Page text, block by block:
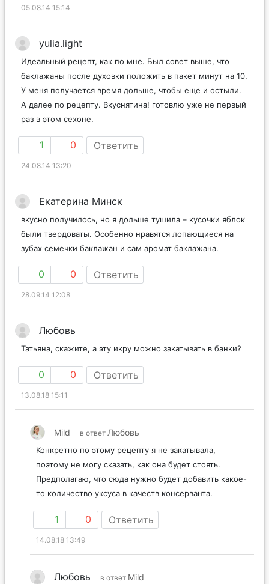
05.08.14 15:14
yulia.light
Идеальный рецепт, как по мне. Был совет выше, что
баклажаны после духовки положить в пакет минут на 10.
У меня получается время дольше, чтобы еще и остыли.
А далее по рецепту. Вкуснятина! готовлю уже не первый
раз в этом сехоне.
1 0 Ответить
24.08.14 13:20
Екатерина Минск
вкусно получилось, но я дольше тушила – кусочки яблок
были твердоваты. Особенно нравятся лопающиеся на
зубах семечки баклажан и сам аромат баклажана.
0 0 Ответить
28.09.14 12:08
Любовь
Татьяна, скажите, а эту икру можно закатывать в банки?
0 0 Ответить
13.08.18 15:11
Mild в ответ Любовь
Конкретно по этому рецепту я не закатывала,
поэтому не могу сказать, как она будет стоять.
Предполагаю, что сюда нужно будет добавить какое-
то количество уксуса в качеств консерванта.
1 0 Ответить
14.08.18 13:49
Любовь в ответ Mild